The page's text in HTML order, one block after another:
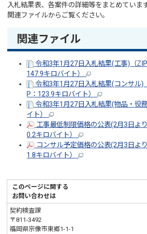
入札結果表、各案件の詳細等をまとめています
関連ファイルからご覧ください。
関連ファイル
令和3年1月27日入札結果(工事)（
147.9キロバイト）
令和3年1月27日入札結果(コンサル)
P：123.9キロバイト）
令和3年1月27日入札結果(物品・役
イト）
工事最低制限価格の公表(2月3日よ
0.2キロバイト）
コンサル予定価格の公表(2月3日よ
1.8キロバイト）
このページに関する
お問い合わせは
契約検査課
〒811-3492
福岡県宗像市東郷1-1-1